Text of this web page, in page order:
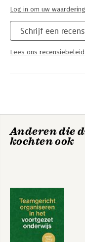
Schrijf een
Lees ons recensiebeleid
Log in om uw
Anderen die
kochten ook